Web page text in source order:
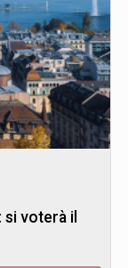
si voterà il